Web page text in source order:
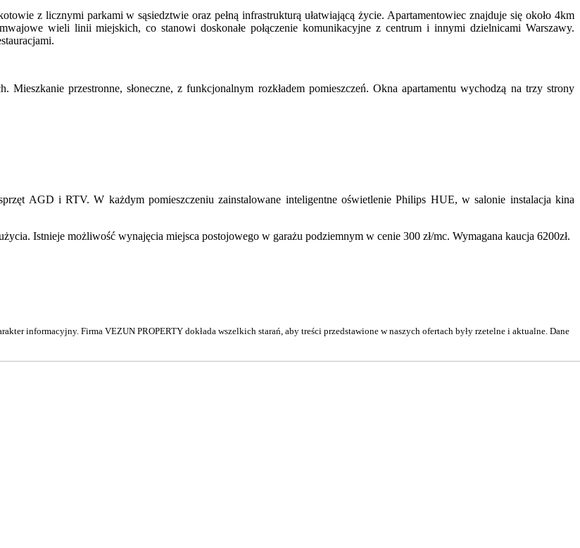
z licznymi parkami w sąsiedztwie oraz pełną infrastrukturą ułatwiającą życie. Apartamentowiec znajduje się około 4km
wieli linii miejskich, co stanowi doskonałe połączenie komunikacyjne z centrum i innymi dzielnicami Warszawy.
przestronne, słoneczne, z funkcjonalnym rozkładem pomieszczeń. Okna apartamentu wychodzą na trzy strony
AGD i RTV. W każdym pomieszczeniu zainstalowane inteligentne oświetlenie Philips HUE, w salonie instalacja kina
Istnieje możliwość wynajęcia miejsca postojowego w garażu podziemnym w cenie 300 zł/mc. Wymagana kaucja 6200zł.
informacyjny. Firma VEZUN PROPERTY dokłada wszelkich starań, aby treści przedstawione w naszych ofertach były rzetelne i aktualne. Dane